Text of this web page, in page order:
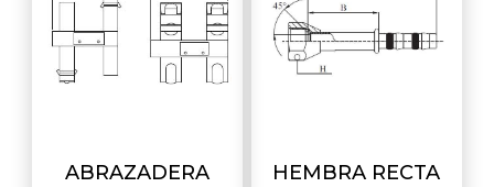
ABRAZADERA
HEMBRA RECTA